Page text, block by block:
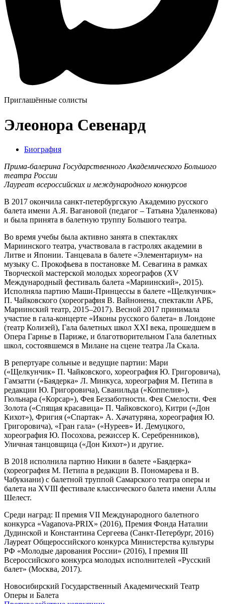
Приглашённые солисты
Элеонора Севенард
Биография
Прима-балерина Государственного Академического Большого
театра России
Лауреат всероссийских и международного конкурсов
В 2017 окончила санкт-петербургскую Академию русского
балета имени А.Я. Вагановой (педагог – Татьяна Удаленкова)
и была принята в балетную труппу Большого театра.
Во время учебы была активно занята в спектаклях
Мариинского театра, участвовала в гастролях академии в
Литве и Японии. Танцевала в балете «Элементариум» на
музыку С. Прокофьева в постановке М. Севагина в рамках
Творческой мастерской молодых хореографов (XV
Международный фестиваль балета «Мариинский», 2015).
Исполняла партию Маши-Принцессы в балете «Щелкунчик»
П. Чайковского (хореография В. Вайнонена, спектакли АРБ,
Мариинский театр, 2015–2017). Весной 2017 принимала
участие в гала-концерте «Иконы русского балета» в Лондоне
(театр Колизей), Гала балетных школ XXI века, прошедшем в
Опера Гарнье в Париже, и благотворительном Гала балетных
школ, состоявшемся в Милане на сцене театра Ла Скала.
В репертуаре сольные и ведущие партии: Мари
(«Щелкунчик» П. Чайковского, хореография Ю. Григоровича),
Гамзатти («Баядерка» Л. Минкуса, хореография М. Петипа в
редакции Ю. Григоровича), Сванильда («Коппелия»),
Гюльнара («Корсар»), Фея Беззаботности. Фея Смелости. Фея
Золота («Спящая красавица» П. Чайковского), Китри («Дон
Кихот»), Фригия («Спартак» А. Хачатуряна, хореография Ю.
Григоровича), «Гран гала» («Нуреев» И. Демуцкого,
хореография Ю. Посохова, режиссер К. Серебренников),
Уличная танцовщица («Дон Кихот») и другие.
В 2018 исполнила партию Никии в балете «Баядерка»
(хореография М. Петипа в редакции В. Пономарева и В.
Чабукиани) с балетной труппой Самарского театра оперы и
балета на XVIII фестивале классического балета имени Аллы
Шелест.
Среди наград: II премия VII Международного балетного
конкурса «Vaganova-PRIX» (2016), Премия Фонда Наталии
Дудинской и Константина Сергеева (Санкт-Петербург, 2016)
Лауреат Общероссийского конкурса Министерства культуры
РФ «Молодые дарования России» (2016), I премия III
Всероссийского конкурса молодых исполнителей «Русский
балет» (Москва, 2017).
Новосибирский Государственный Академический Театр
Оперы и Балета